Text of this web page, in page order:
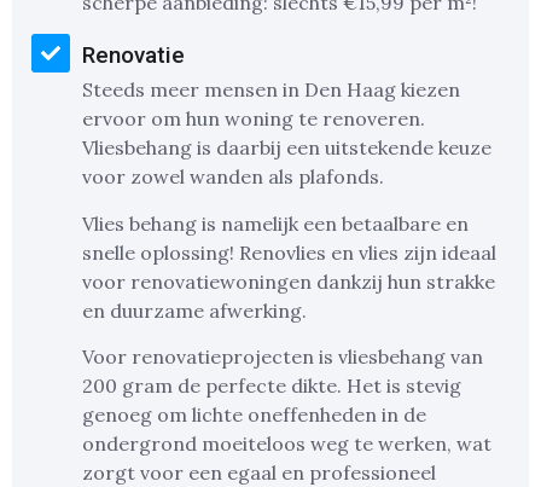
Renovatie
Steeds meer mensen in Den Haag kiezen
ervoor om hun woning te renoveren.
Vliesbehang is daarbij een uitstekende keuze
voor zowel wanden als plafonds.
Vlies behang is namelijk een betaalbare en
snelle oplossing! Renovlies en vlies zijn ideaal
voor renovatiewoningen dankzij hun strakke
en duurzame afwerking.
Voor renovatieprojecten is vliesbehang van
200 gram de perfecte dikte. Het is stevig
genoeg om lichte oneffenheden in de
ondergrond moeiteloos weg te werken, wat
zorgt voor een egaal en professioneel